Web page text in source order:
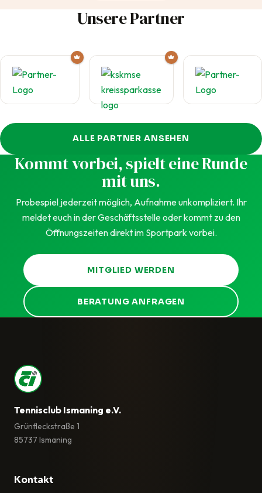
Unsere Partner
ALLE PARTNER ANSEHEN
Kommt vorbei, spielt eine Runde
mit uns.
Probespiel jederzeit möglich, Aufnahme unkompliziert. Ihr
meldet euch in der Geschäftsstelle oder kommt zu den
Öffnungszeiten direkt im Sportpark vorbei.
MITGLIED WERDEN
BERATUNG ANFRAGEN
Tennisclub Ismaning e.V.
Grünfleckstraße 1
85737 Ismaning
Kontakt